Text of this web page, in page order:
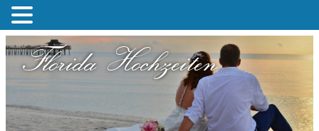
Florida Hochzeiten